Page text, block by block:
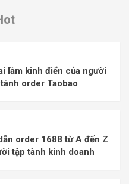
lầm kinh điển của người
order Taobao
order 1688 từ A đến Z
tập tành kinh doanh